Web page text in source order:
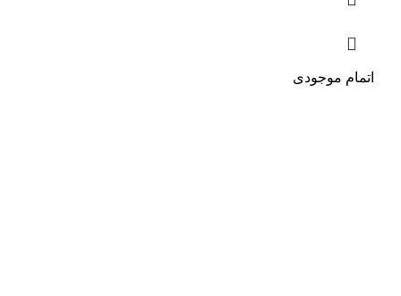
اتمام موجودی